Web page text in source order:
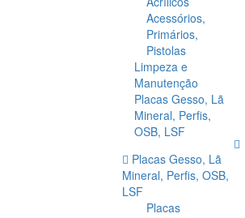
Acessórios,
Primários,
Pistolas
Limpeza e
Manutenção
Placas Gesso, Lã
Mineral, Perfis,
OSB, LSF
Placas Gesso, Lã
Mineral, Perfis, OSB,
LSF
Placas